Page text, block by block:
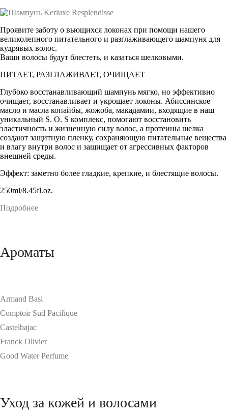
Проявите заботу о вьющихся локонах при помощи нашего
великолепного питательного и разглаживающего шампуня для
кудрявых волос.
Ваши волосы будут блестеть, и казаться шелковыми.
ПИТАЕТ, РАЗГЛАЖИВАЕТ, ОЧИЩАЕТ
Глубоко восстанавливающий шампунь мягко, но эффективно
очищает, восстанавливает и укрощает локоны. Абиссинское
масло и масла копайбы, жожоба, макадамии, входящие в наш
уникальный S. O. S комплекс, помогают восстановить
эластичность и жизненную силу волос, а протеины шелка
создают защитную пленку, сохраняющую питательные вещества
и влагу внутри волос и защищает от агрессивных факторов
внешней среды.
Эффект: заметно более гладкие, крепкие, и блестящие волосы.
250ml/8.45fl.oz.
Подробнее
Ароматы
Armand Basi
Comptoir Sud Pacifique
Castelbajac
Franck Olivier
Good Water Perfume
Уход за кожей и волосами